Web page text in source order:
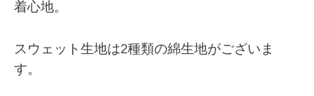
着心地。
スウェット生地は2種類の綿生地がございま
す。